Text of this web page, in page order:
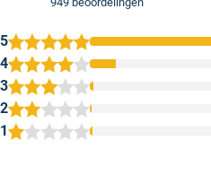
1
2
3
4
5